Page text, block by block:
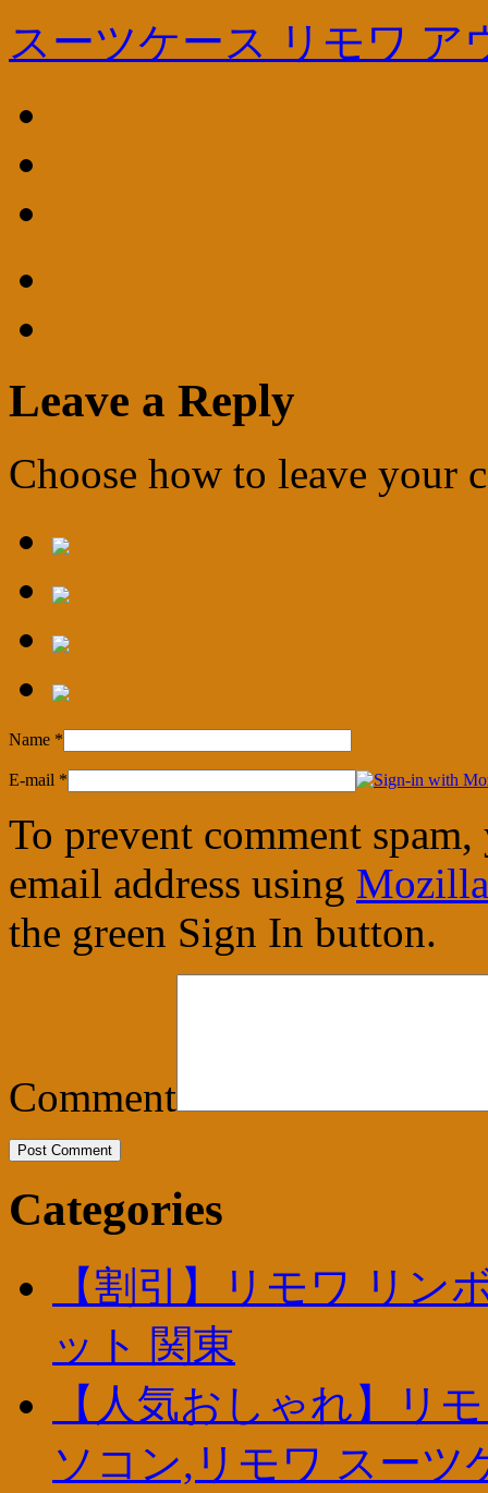
スーツケース リモワ ア
Leave a Reply
Choose how to leave your
Name *
E-mail *
To prevent comment
email address using
the green Sign In button.
Comment
Categories
【割引】リモワ リン
ット 関東
【人気おしゃれ】リ
ソコン,リモワ スーツ